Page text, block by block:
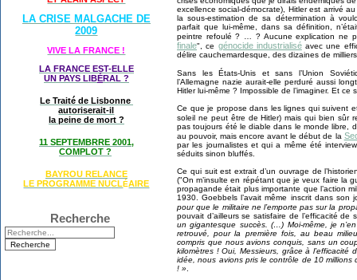
LA CRISE MALGACHE DE
2009
VIVE LA FRANCE !
LA FRANCE EST-ELLE
UN PAYS LIBÉRAL ?
Le Traité de Lisbonne
autoriserait-il
la peine de mort ?
11 SEPTEMBRRE 2001,
COMPLOT ?
BAYROU RELANCE
LE PROGRAMME NUCLÉAIRE
Recherche
excellence social-démocrate), Hitler est arrivé
la sous-estimation de sa détermination à
parfait que lui-même, dans sa définition,
peintre refoulé ? … ? Aucune explication ne
finale", ce génocide industrialiséavec une
délire cauchemardesque, des dizaines de
Sans les États-Unis et sans l’Union
l’Allemagne nazie aurait-elle perduré aussi
Hitler lui-même ? Impossible de l’imaginer. Et ce
Ce que je propose dans les lignes qui suivent
soleil ne peut être de Hitler) mais qui bien sûr
pas toujours été le diable dans le monde libre,
au pouvoir, mais encore avant le début de la
par les journalistes et qui a même été
séduits sinon bluffés.
Ce qui suit est extrait d’un ouvrage de
("On m’insulte en répétant que je veux faire la
propagande était plus importante que l’action
1930. Goebbels l’avait même inscrit dans son
pour que le militaire ne l’emporte pas sur la
pouvait d’ailleurs se satisfaire de l’efficacité
un gigantesque succès. (…) Moi-même, je
retrouvé, pour la première fois, au beau
compris que nous avions conquis, sans un
kilomètres ! Oui, Messieurs, grâce à
idée, nous avions pris le contrôle de 10 millions
! »